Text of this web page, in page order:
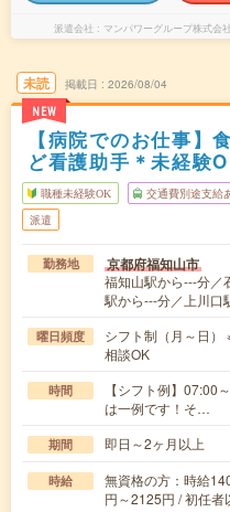
派遣会社 マンパワーグループ株式
未読
NEW
掲載日 2026/08/04
【病院でのお仕事】
ど看護助手＊未経験
職種未経験OK 交通費別途支給
派遣
勤務地 京都府福知山市
福知山駅から---分／
駅から---分／上川口
曜日頻度
シフト制（月～日）
相談OK
時間
【シフト例】07:00
は一例です！そ…
期間 即日～2ヶ月以上
時給
無資格の方：時給
円～2125円 / 初任